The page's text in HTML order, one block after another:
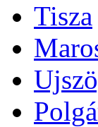
Tisza